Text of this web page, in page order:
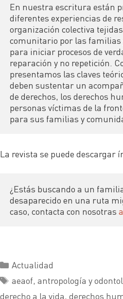
En nuestra escritura están
diferentes experiencias de
organización colectiva
comunitario por las familias
para iniciar procesos de
reparación y no repetición.
presentamos las claves
deben sustentar un
de derechos, los derechos
personas víctimas de la
para sus familias y
La revista se puede descargar
¿Estás buscando a un
desaparecido en una ruta
caso, contacta con nosotras
Actualidad
aeaof, antropología y
derecho a la vida, derechos